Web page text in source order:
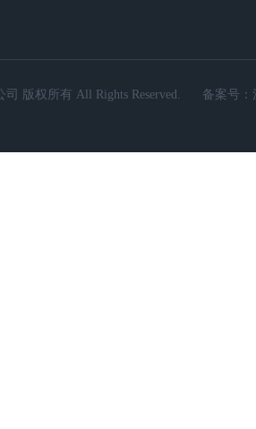
版权所有 All Rights Reserved. 备案号：